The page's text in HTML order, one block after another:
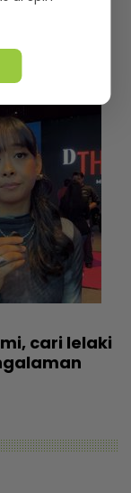
Raja
lain
cari lelaki